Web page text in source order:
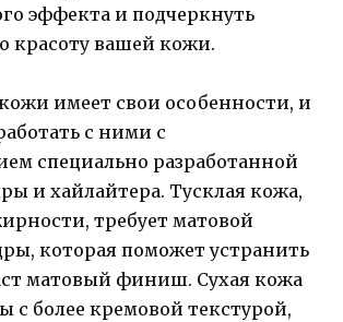
эффекта и подчеркнуть
красоту вашей кожи.
имеет свои особенности, и
с ними с
специально разработанной
и хайлайтера. Тусклая кожа,
требует матовой
которая поможет устранить
матовый финиш. Сухая кожа
с более кремовой текстурой,